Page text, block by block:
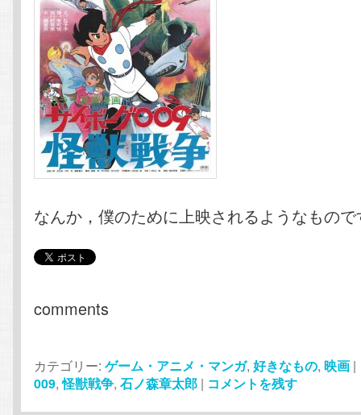
なんか，僕のために上映されるようなもの
comments
カテゴリー: ゲーム・アニメ・マンガ,好きなもの,映画 |
009,怪獣戦争,石ノ森章太郎 | コメントを残す